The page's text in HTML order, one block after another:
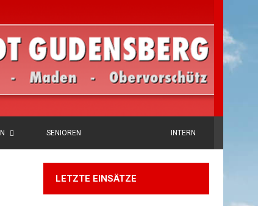
SENIOREN INTERN
LETZTE EINSÄTZE